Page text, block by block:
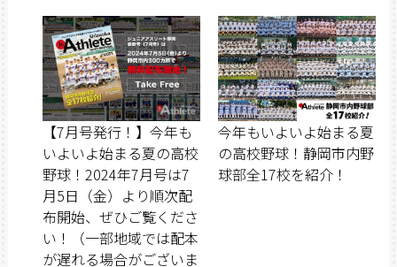
【7月号発行！】今年も
いよいよ始まる夏の高校
野球！2024年7月号は7
月5日（金）より順次配
布開始、ぜひご覧くださ
い！（一部地域では配本
が遅れる場合がございま
今年もいよいよ始まる夏
の高校野球！静岡市内野
球部全17校を紹介！